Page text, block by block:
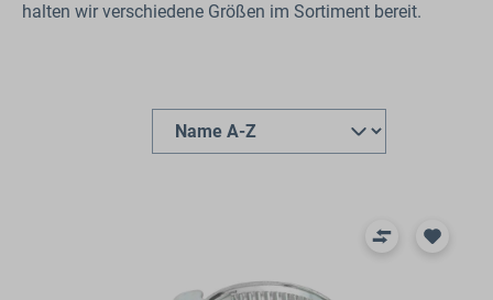
halten wir verschiedene Größen im Sortiment bereit.